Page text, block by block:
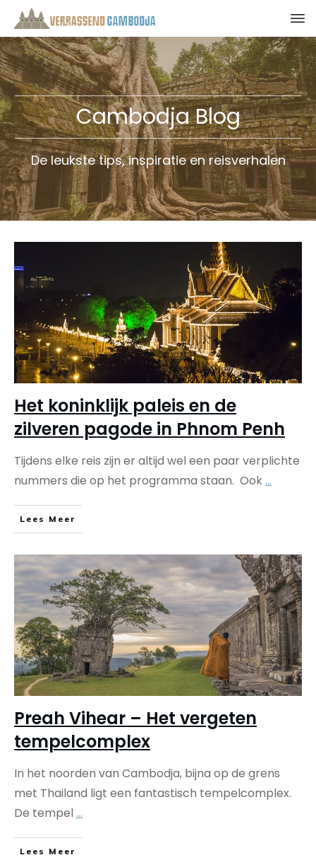
Cambodja Blog
De leukste tips, inspiratie en reisverhalen
Het koninklijk paleis en de
zilveren pagode in Phnom Penh
Tijdens elke reis zijn er altijd wel een paar verplichte
nummers die op het programma staan. Ook...
Lees Meer
Preah Vihear – Het vergeten
tempelcomplex
In het noorden van Cambodja, bijna op de grens
met Thailand ligt een fantastisch tempelcomplex.
De tempel...
Lees Meer